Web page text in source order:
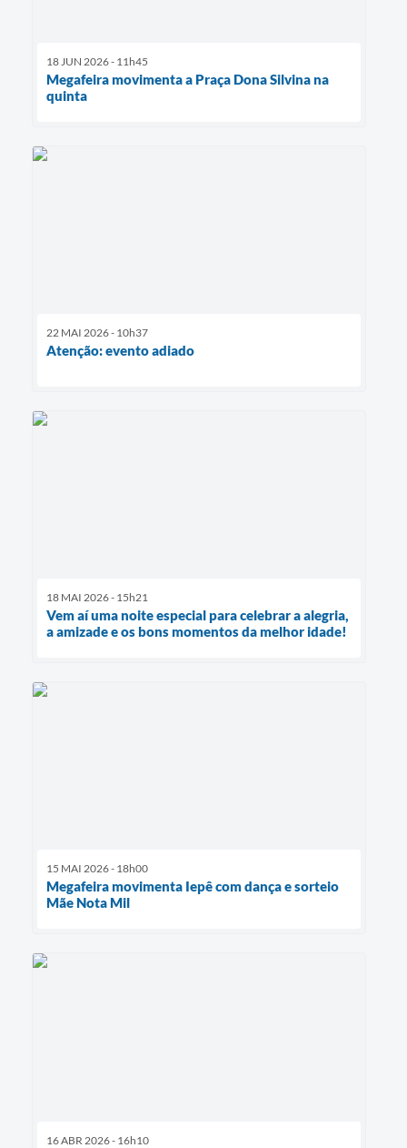
18 JUN 2026 - 11h45
Megafeira movimenta a Praça Dona Silvina na
quinta
22 MAI 2026 - 10h37
Atenção: evento adiado
18 MAI 2026 - 15h21
Vem aí uma noite especial para celebrar a alegria,
a amizade e os bons momentos da melhor idade!
15 MAI 2026 - 18h00
Megafeira movimenta Iepê com dança e sorteio
Mãe Nota Mil
16 ABR 2026 - 16h10